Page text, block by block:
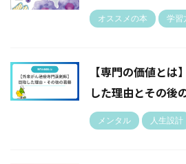
オススメの本 学習
【専門の価値と
した理由とその後
メンタル 人生設計